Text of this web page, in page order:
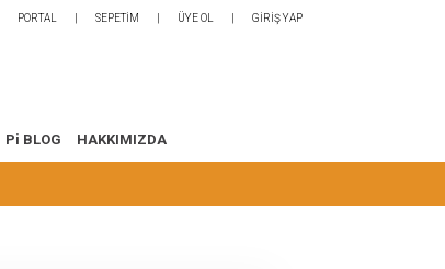
PORTAL SEPETİM ÜYE OL GİRİŞ YAP
Pi BLOG HAKKIMIZDA